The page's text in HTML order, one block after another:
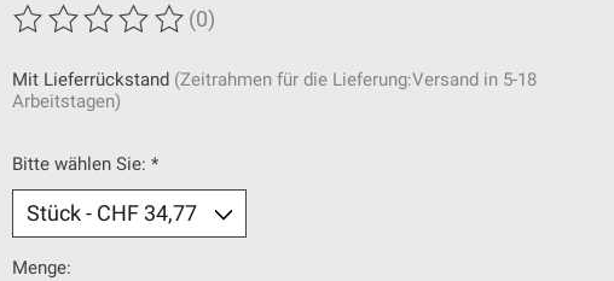
Die Bewertung dieses Produkts ist
(0)
Mit Lieferrückstand (Zeitrahmen für die Lieferung:Versand in 5-18
Arbeitstagen)
Bitte wählen Sie: *
Menge: